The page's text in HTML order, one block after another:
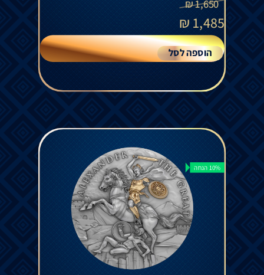
1,650
₪
1,485
₪
הוספה לסל
10% הנחה